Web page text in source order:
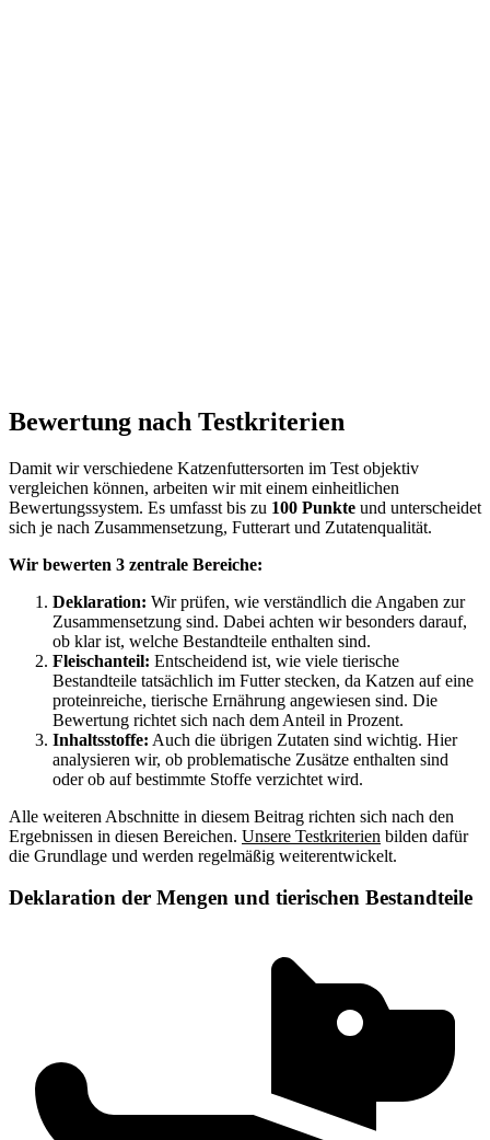
Bewertung nach Testkriterien
Damit wir verschiedene Katzenfuttersorten im Test objektiv
vergleichen können, arbeiten wir mit einem einheitlichen
Bewertungssystem. Es umfasst bis zu 100 Punkte und unterscheidet
sich je nach Zusammensetzung, Futterart und Zutatenqualität.
Wir bewerten 3 zentrale Bereiche:
Deklaration: Wir prüfen, wie verständlich die Angaben zur
Zusammensetzung sind. Dabei achten wir besonders darauf,
ob klar ist, welche Bestandteile enthalten sind.
Fleischanteil: Entscheidend ist, wie viele tierische
Bestandteile tatsächlich im Futter stecken, da Katzen auf eine
proteinreiche, tierische Ernährung angewiesen sind. Die
Bewertung richtet sich nach dem Anteil in Prozent.
Inhaltsstoffe: Auch die übrigen Zutaten sind wichtig. Hier
analysieren wir, ob problematische Zusätze enthalten sind
oder ob auf bestimmte Stoffe verzichtet wird.
Alle weiteren Abschnitte in diesem Beitrag richten sich nach den
Ergebnissen in diesen Bereichen. Unsere Testkriterien bilden dafür
die Grundlage und werden regelmäßig weiterentwickelt.
Deklaration der Mengen und tierischen Bestandteile